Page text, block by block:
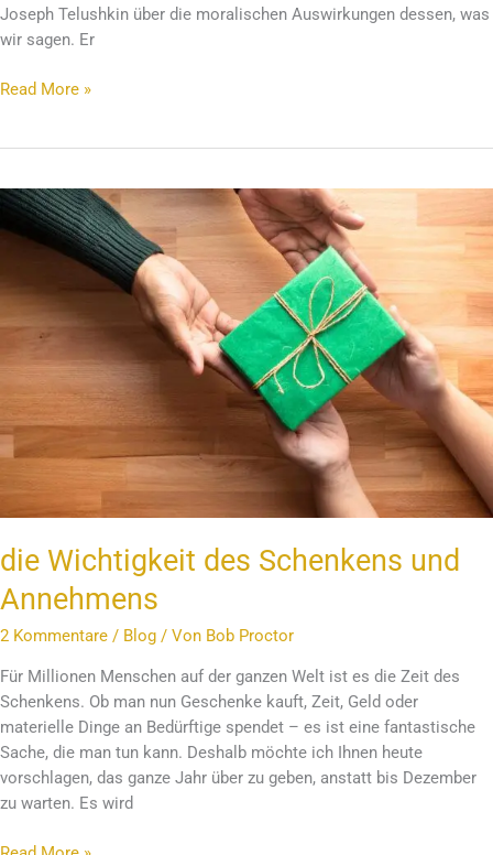
Joseph Telushkin über die moralischen Auswirkungen dessen, was
wir sagen. Er
Read More »
die Wichtigkeit des Schenkens und
Annehmens
2 Kommentare / Blog / Von Bob Proctor
Für Millionen Menschen auf der ganzen Welt ist es die Zeit des
Schenkens. Ob man nun Geschenke kauft, Zeit, Geld oder
materielle Dinge an Bedürftige spendet – es ist eine fantastische
Sache, die man tun kann. Deshalb möchte ich Ihnen heute
vorschlagen, das ganze Jahr über zu geben, anstatt bis Dezember
zu warten. Es wird
die
Wichtigkeit
und
Annehmens